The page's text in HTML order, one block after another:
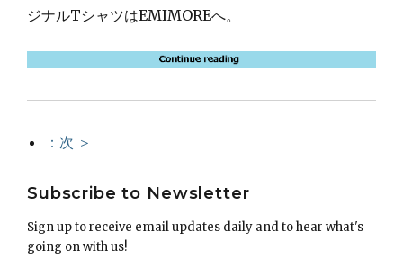
ジナルTシャツはEMIMOREへ。
：次 ＞
Subscribe to Newsletter
Sign up to receive email updates daily and to hear what's
going on with us!